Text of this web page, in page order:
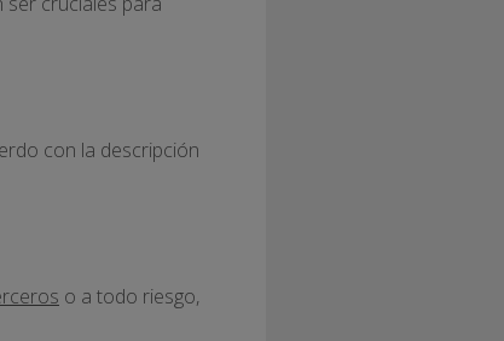
con la descripción
o a todo riesgo,